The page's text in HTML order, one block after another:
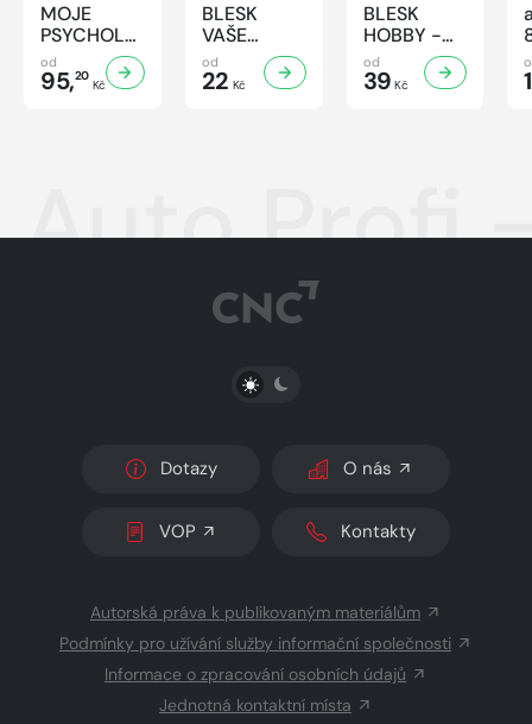
MOJE
PSYCHOLOGIE
- 8/2026
od
95,20
Kč
BLESK
VAŠE
RECEPTY -
8/2026
od
22 Kč
BLESK
HOBBY -
8/2026
od
39 Kč
Auto Profi
PŘEPNOUT SVĚTLÝ/TMAVÝ REŽIM
Dotazy O nás
VOP Kontakty
Autorská práva k publikovaným materiálům
Podmínky pro užívání služby informační společnosti
Informace o zpracování osobních údajů
Jednotná kontaktní místa